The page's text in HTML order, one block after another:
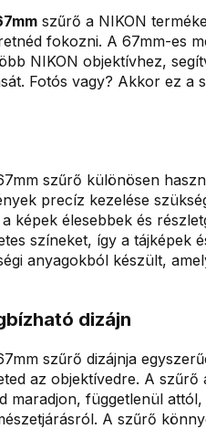
szűrő a NIKON
fokozni. A 67mm-es
NIKON objektívhez,
Fotós vagy? Akkor ez a
szűrő különösen
precíz kezelése
képek élesebbek és
színeket, így a tájképek
anyagokból készült,
dizájn
szűrő dizájnja
az objektívedre. A szűrő
maradjon, függetlenül
A szűrő